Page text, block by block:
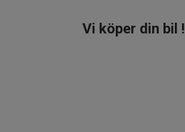
Vi köper din bil !